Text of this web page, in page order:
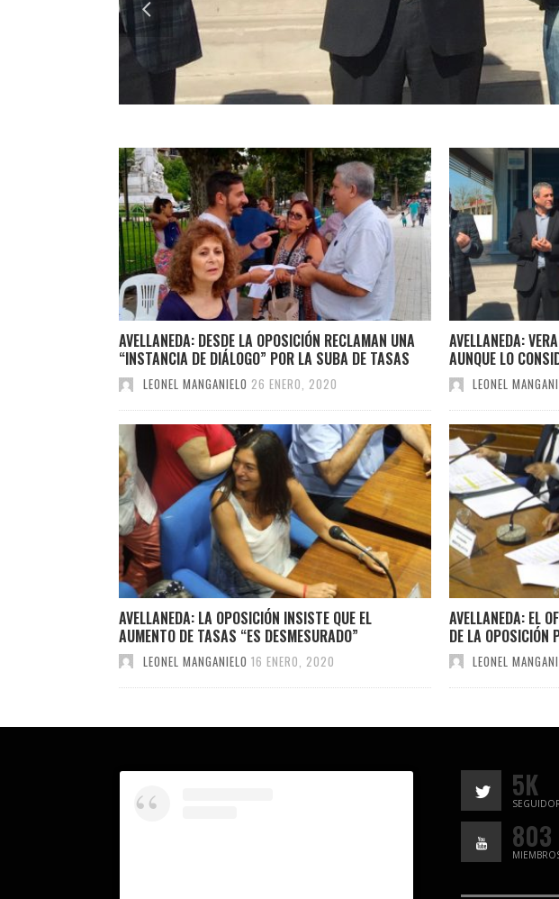
AVELLANEDA: DESDE LA OPOSICIÓN RECLAMAN UNA
“INSTANCIA DE DIÁLOGO” POR LA SUBA DE TASAS
LEONEL MANGANIELO 26 ENERO, 2020
AVELLANEDA:
AUNQUE LO
LEONEL
AVELLANEDA: LA OPOSICIÓN INSISTE QUE EL
AUMENTO DE TASAS “ES DESMESURADO”
LEONEL MANGANIELO 16 ENERO, 2020
AVELLANEDA: EL
DE LA OPOSICIÓN
LEONEL
5K
803